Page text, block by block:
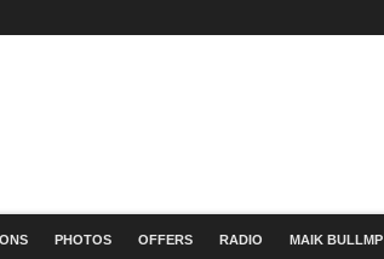
PHOTOS OFFERS RADIO MAIK BULLMP